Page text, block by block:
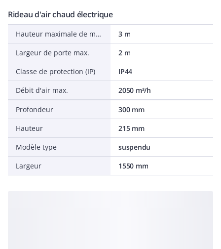
Rideau d'air chaud électrique
Hauteur maximale de montage (côté air sortant)
3 m
Largeur de porte max.
2 m
Classe de protection (IP)
IP44
Débit d'air max.
2050 m³/h
Profondeur
300 mm
Hauteur
215 mm
Modèle type
suspendu
Largeur
1550 mm